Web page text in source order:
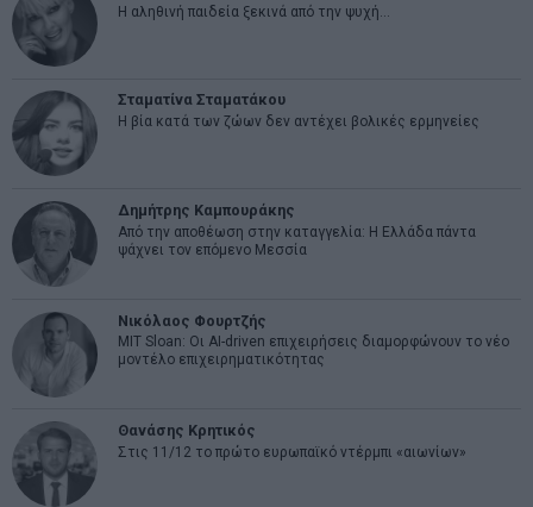
Η αληθινή παιδεία ξεκινά από την ψυχή…
Σταματίνα Σταματάκου
Η βία κατά των ζώων δεν αντέχει βολικές ερμηνείες
Δημήτρης Καμπουράκης
Από την αποθέωση στην καταγγελία: Η Ελλάδα πάντα
ψάχνει τον επόμενο Μεσσία
Νικόλαος Φουρτζής
MIT Sloan: Οι AI-driven επιχειρήσεις διαμορφώνουν το νέο
μοντέλο επιχειρηματικότητας
Θανάσης Κρητικός
Στις 11/12 το πρώτο ευρωπαϊκό ντέρμπι «αιωνίων»